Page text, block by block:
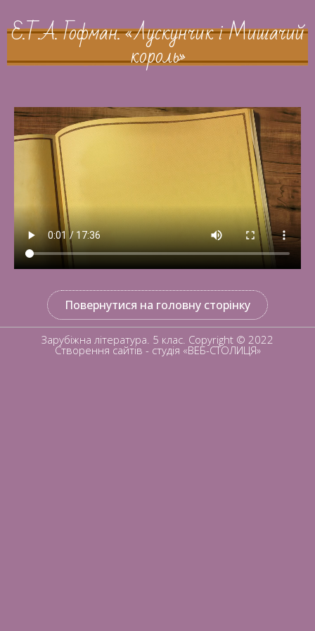
Е.Т.А. Гофман. «Лускунчик і Мишачий
король»
Повернутися на головну сторінку
Зарубіжна література. 5 клас. Copyright © 2022
Створення сайтів - студія «ВЕБ-СТОЛИЦЯ»